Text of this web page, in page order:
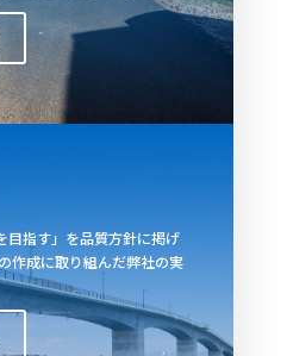
目指す」を品質方針に掲げ
作成に取り組んだ弊社の実